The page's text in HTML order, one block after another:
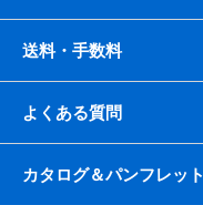
送料・手数料
よくある質問
カタログ＆パンフレット